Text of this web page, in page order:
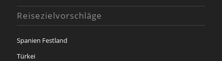
Reisezielvorschläge
Spanien Festland
Türkei